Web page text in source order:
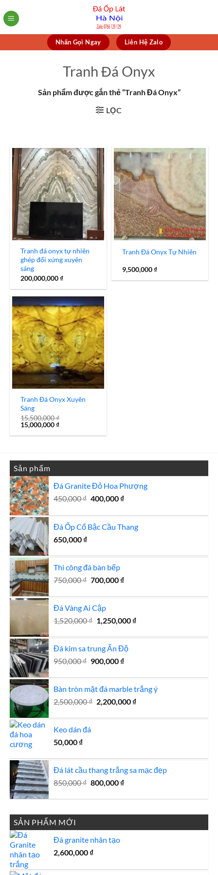
to
Nhấn Gọi Ngay Liên Hệ Zalo
Tranh Đá Onyx
Sản phẩm được gắn thẻ “Tranh Đá Onyx”
LỌC
Tranh đá onyx tự nhiên
ghép đối xứng xuyên
sáng
200,000,000₫
Tranh Đá Onyx Tự Nhiên
9,500,000₫
Tranh Đá Onyx Xuyên
Sáng
15,500,000₫
Giá
gốc
là:
15,000,000₫Giá
tại
Sản phẩm
Đá Granite Đỏ Hoa Phượng
450,000₫ Giá
là:
450,000 ₫.
400,000 ₫Giá
tại
là:
Đá Ốp Cổ Bậc Cầu Thang
650,000 ₫
Thi công đá bàn bếp
750,000₫ Giá
là:
750,000 ₫.
700,000 ₫Giá
tại
700,000 ₫.
Đá Vàng Ai Cập
1,520,000₫ Giá
là:
1,520,000 ₫.
1,250,000 ₫Giá
tại
Đá kim sa trung Ấn Độ
950,000₫ Giá
là:
950,000 ₫.
900,000 ₫Giá
tại
là:
900,000 ₫.
Bàn tròn mặt đá marble trắng ý
2,500,000₫ Giá
là:
2,200,000 ₫Giá
tại
Keo dán đá
50,000 ₫
Đá lát cầu thang trắng sa mạc đẹp
850,000₫ Giá
là:
850,000 ₫.
800,000 ₫Giá
tại
là:
SẢN PHẨM MỚI
Đá granite nhân tạo
2,600,000 ₫